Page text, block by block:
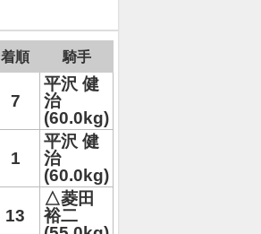
着順 騎手
7
平沢 健
治
(60.0kg)
1
平沢 健
治
(60.0kg)
13
△菱田
裕二